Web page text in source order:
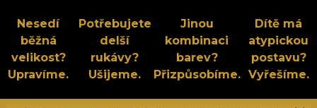
Nesedí
běžná
velikost?
Upravíme.
Potřebujete
delší
rukávy?
Ušijeme.
Jinou
kombinaci
barev?
Přizpůsobíme.
Dítě má
atypickou
postavu?
Vyřešíme.